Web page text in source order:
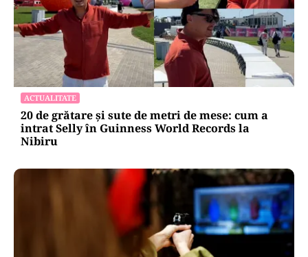
ACTUALITATE
20 de grătare și sute de metri de mese: cum a
intrat Selly în Guinness World Records la
Nibiru